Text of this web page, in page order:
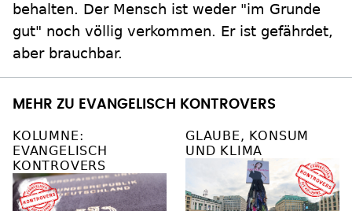
behalten. Der Mensch ist weder "im Grunde
gut" noch völlig verkommen. Er ist gefährdet,
aber brauchbar.
MEHR ZU EVANGELISCH KONTROVERS
KOLUMNE:
EVANGELISCH
KONTROVERS
GLAUBE, KONSUM
UND KLIMA